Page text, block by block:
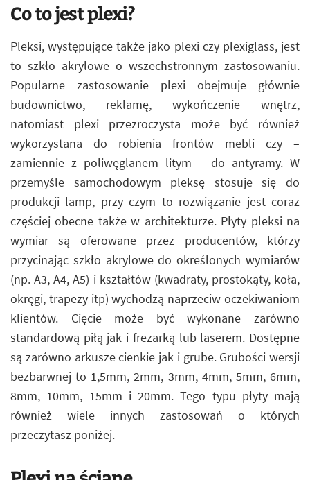
Co to jest plexi?
Pleksi, występujące także jako plexi czy plexiglass, jest
to szkło akrylowe o wszechstronnym zastosowaniu.
Popularne zastosowanie plexi obejmuje głównie
budownictwo, reklamę, wykończenie wnętrz,
natomiast plexi przezroczysta może być również
wykorzystana do robienia frontów mebli czy –
zamiennie z poliwęglanem litym – do antyramy. W
przemyśle samochodowym pleksę stosuje się do
produkcji lamp, przy czym to rozwiązanie jest coraz
częściej obecne także w architekturze. Płyty pleksi na
wymiar są oferowane przez producentów, którzy
przycinając szkło akrylowe do określonych wymiarów
(np. A3, A4, A5) i kształtów (kwadraty, prostokąty, koła,
okręgi, trapezy itp) wychodzą naprzeciw oczekiwaniom
klientów. Cięcie może być wykonane zarówno
standardową piłą jak i frezarką lub laserem. Dostępne
są zarówno arkusze cienkie jak i grube. Grubości wersji
bezbarwnej to 1,5mm, 2mm, 3mm, 4mm, 5mm, 6mm,
8mm, 10mm, 15mm i 20mm. Tego typu płyty mają
również wiele innych zastosowań o których
przeczytasz poniżej.